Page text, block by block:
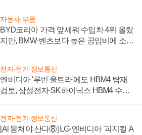
자동차·부품
BYD코리아 가격 앞세워 수입차 4위 올랐
지만, BMW·벤츠보다 높은 공임비에 소비
전자·전기·정보통신
엔비디아 '루빈 울트라'에도 HBM4 탑재
검토, 삼성전자·SK하이닉스 HBM4 수율
전자·전기·정보통신
[AI 뭉쳐야 산다⑧] LG·엔비디아 '피지컬 A